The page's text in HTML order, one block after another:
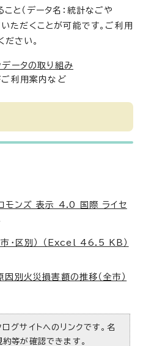
と（データ名：統計なごや
ただくことが可能です。ご利用
さい。
ータの取り組み
ご利用案内など
コモンズ 表示 4.0 国際 ライセ
・区別） （Excel 46.5 KB）
別火災損害額の推移（全市）
グサイトへのリンクです。名
等が確認できます。